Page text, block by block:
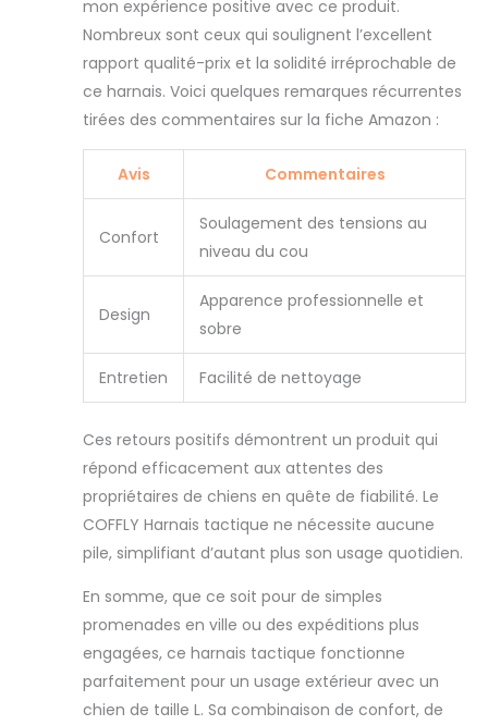
mon expérience positive avec ce produit.
Nombreux sont ceux qui soulignent l’excellent
rapport qualité-prix et la solidité irréprochable de
ce harnais. Voici quelques remarques récurrentes
tirées des commentaires sur la fiche Amazon :
Avis Commentaires
Confort
Soulagement des tensions au
niveau du cou
Design
Apparence professionnelle et
sobre
Entretien Facilité de nettoyage
Ces retours positifs démontrent un produit qui
répond efficacement aux attentes des
propriétaires de chiens en quête de fiabilité. Le
COFFLY Harnais tactique ne nécessite aucune
pile, simplifiant d’autant plus son usage quotidien.
En somme, que ce soit pour de simples
promenades en ville ou des expéditions plus
engagées, ce harnais tactique fonctionne
parfaitement pour un usage extérieur avec un
chien de taille L. Sa combinaison de confort, de